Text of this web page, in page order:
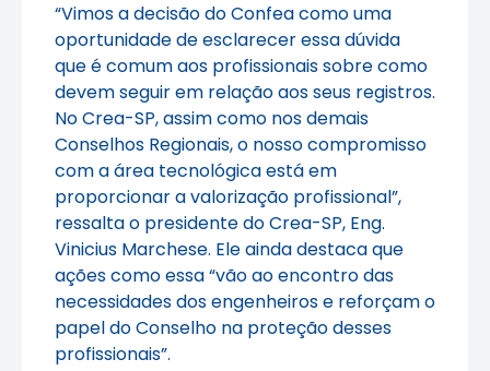
“Vimos a decisão do Confea como uma
oportunidade de esclarecer essa dúvida
que é comum aos profissionais sobre como
devem seguir em relação aos seus registros.
No Crea-SP, assim como nos demais
Conselhos Regionais, o nosso compromisso
com a área tecnológica está em
proporcionar a valorização profissional”,
ressalta o presidente do Crea-SP, Eng.
Vinicius Marchese. Ele ainda destaca que
ações como essa “vão ao encontro das
necessidades dos engenheiros e reforçam o
papel do Conselho na proteção desses
profissionais”.